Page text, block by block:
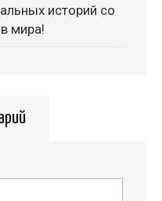
историй со
мира!